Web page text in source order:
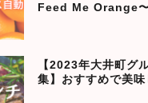
Feed Me Orange
【2023年大井町グ
集】おすすめで美